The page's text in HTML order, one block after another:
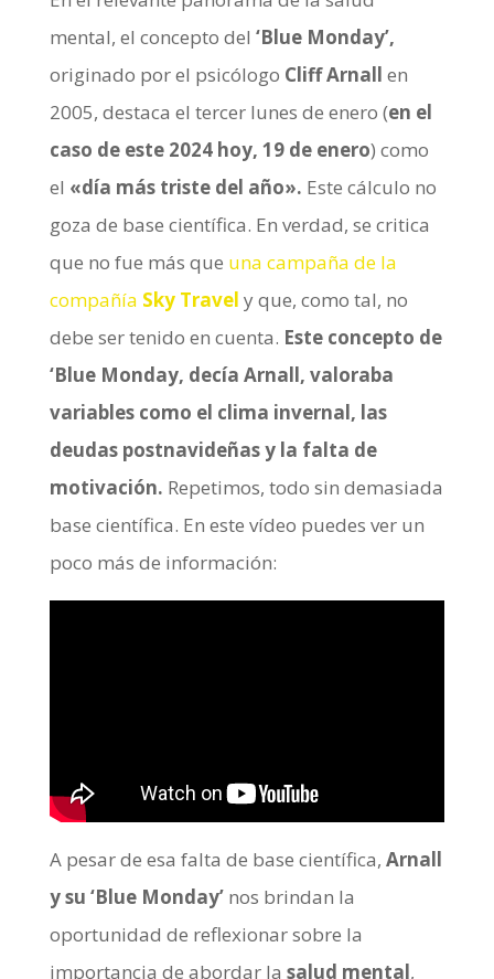
mental, el concepto del ‘Blue Monday’,
originado por el psicólogo Cliff Arnall en
2005, destaca el tercer lunes de enero (en el
caso de este 2024 hoy, 19 de enero) como
el «día más triste del año». Este cálculo no
goza de base científica. En verdad, se critica
que no fue más que una campaña de la
compañía Sky Travel y que, como tal, no
debe ser tenido en cuenta. Este concepto de
‘Blue Monday, decía Arnall, valoraba
variables como el clima invernal, las
deudas postnavideñas y la falta de
motivación. Repetimos, todo sin demasiada
base científica. En este vídeo puedes ver un
poco más de información:
A pesar de esa falta de base científica, Arnall
y su ‘Blue Monday’nos brindan la
oportunidad de reflexionar sobre la
importancia de abordar la salud mental,